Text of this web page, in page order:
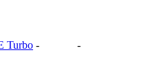
Turbo - -